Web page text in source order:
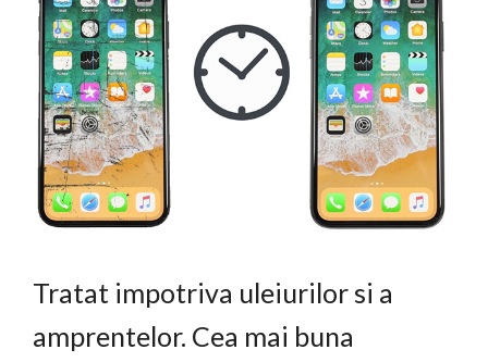
Tratat impotriva uleiurilor si a
amprentelor. Cea mai buna